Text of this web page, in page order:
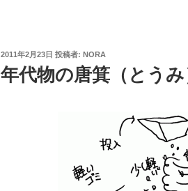
投
稿
日:
2011年2月23日 投稿者: NORA
年代物の唐箕（とう